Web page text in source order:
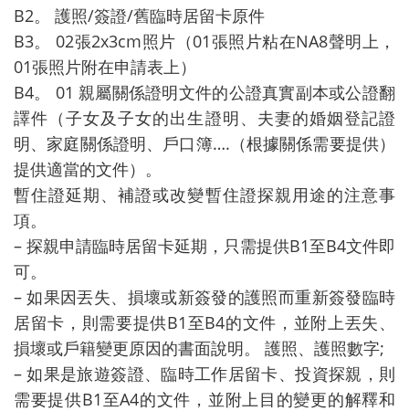
B2。 護照/簽證/舊臨時居留卡原件
B3。 02張2x3cm照片（01張照片粘在NA8聲明上，
01張照片附在申請表上）
B4。 01 親屬關係證明文件的公證真實副本或公證翻
譯件（子女及子女的出生證明、夫妻的婚姻登記證
明、家庭關係證明、戶口簿….（根據關係需要提供）
提供適當的文件）。
暫住證延期、補證或改變暫住證探親用途的注意事
項。
– 探親申請臨時居留卡延期，只需提供B1至B4文件即
可。
– 如果因丟失、損壞或新簽發的護照而重新簽發臨時
居留卡，則需要提供B1至B4的文件，並附上丟失、
損壞或戶籍變更原因的書面說明。 護照、護照數字;
– 如果是旅遊簽證、臨時工作居留卡、投資探親，則
需要提供B1至A4的文件，並附上目的變更的解釋和